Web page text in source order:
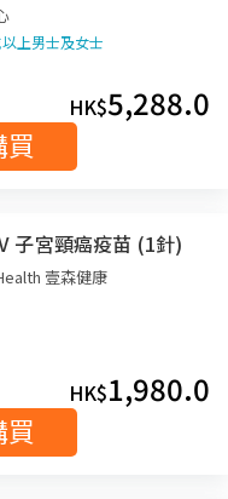
上男士及女士
HK$5,288.0
買
子宮頸癌疫苗 (1針)
壹森健康
HK$1,980.0
買